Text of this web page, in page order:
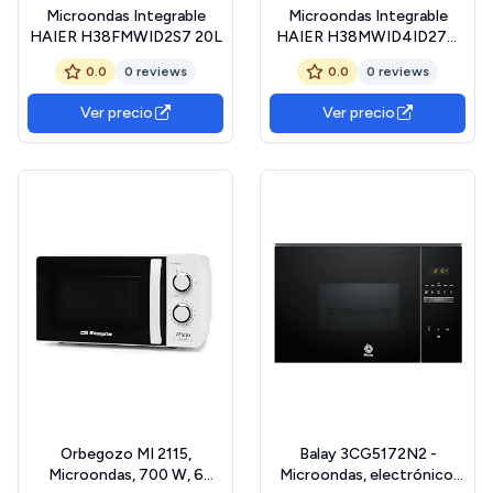
Microondas Integrable
HAIER H38FMWID2S7 20L
0.0 0 reviews
Ver precio
Microondas Integrable
HAIER H38MWID4ID27N
28L
0.0 0 reviews
Ver precio
Orbegozo MI 2115,
Microondas, 700 W, 6
Balay 3CG5172N2 -
Microondas, electrónico,